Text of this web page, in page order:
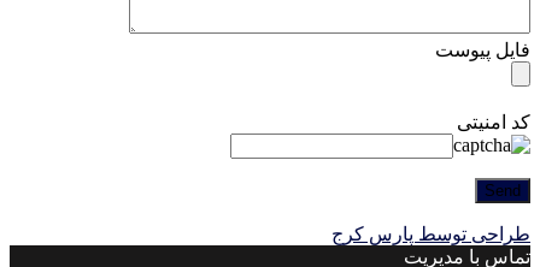
فایل پیوست
کد امنیتی
طراحی توسط پارس کرج
تماس با مدیریت